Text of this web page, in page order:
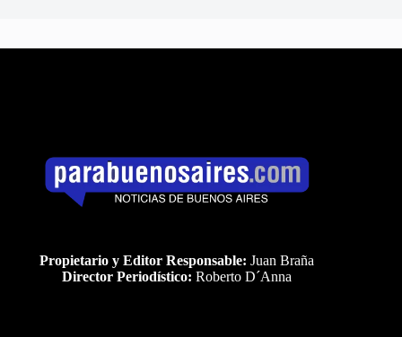
Propietario y Editor Responsable: Juan Braña
Director Periodístico: Roberto D´Anna